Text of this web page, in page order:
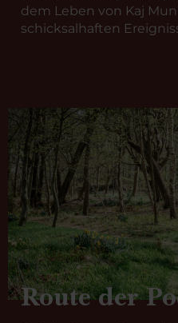
dem Leben von Kaj
schicksalhaften
Route der